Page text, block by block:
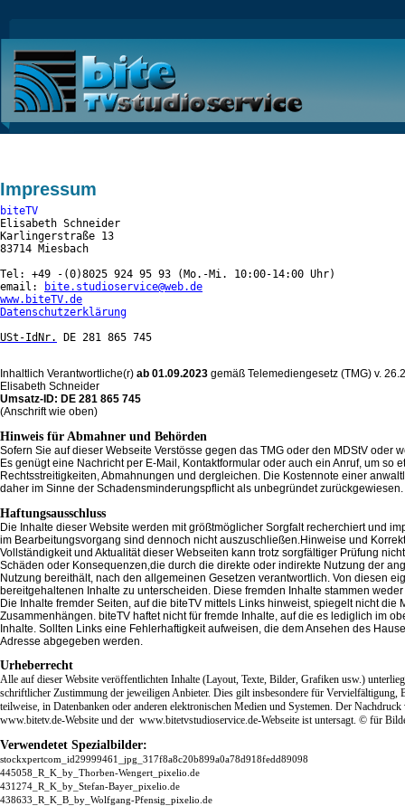
Impressum
biteTV
Elisabeth Schneider
Karlingerstraße 13
83714 Miesbach
Tel: +49 -(0)8025 924 95 93 (Mo.-Mi. 10:00-14:00 Uhr)
email:
bite.studioservice@web.de
www.biteTV.de
Datenschutzerklärung
USt-IdNr.
DE 281 865 745
Inhaltlich Verantwortliche(r) ab 01.09.2023 gemäß Telemediengesetz (TMG) v.
Elisabeth Schneider
Umsatz-ID: DE 281 865 745
(Anschrift wie oben)
Hinweis für Abmahner und Behörden
Sofern Sie auf dieser Webseite Verstösse gegen das TMG oder den MDStV
Es genügt eine Nachricht per E-Mail, Kontaktformular oder auch ein Anruf, um
Rechtsstreitigkeiten, Abmahnungen und dergleichen. Die Kostennote einer
daher im Sinne der Schadensminderungspflicht als unbegründet zurückgewiesen.
Haftungsausschluss
Die Inhalte dieser Website werden mit größtmöglicher Sorgfalt recherchiert und
im Bearbeitungsvorgang sind dennoch nicht auszuschließen.Hinweise und
Vollständigkeit und Aktualität dieser Webseiten kann trotz sorgfältiger Prüfung
Schäden oder Konsequenzen,die durch die direkte oder indirekte Nutzung der
Nutzung bereithält, nach den allgemeinen Gesetzen verantwortlich. Von diesen
bereitgehaltenen Inhalte zu unterscheiden. Diese fremden Inhalte stammen
Die Inhalte fremder Seiten, auf die biteTV mittels Links hinweist, spiegelt nicht
Zusammenhängen. biteTV haftet nicht für fremde Inhalte, auf die es lediglich im
Inhalte. Sollten Links eine Fehlerhaftigkeit aufweisen, die dem Ansehen des
Adresse abgegeben werden.
Urheberrecht
Alle auf dieser Website veröffentlichten Inhalte (Layout, Texte, Bilder, Grafiken usw.)
schriftlicher Zustimmung der jeweiligen Anbieter. Dies gilt insbesondere für Vervielfältigung,
teilweise, in Datenbanken oder anderen elektronischen Medien und Systemen. Der
www.bitetv.de-Website und der www.bitetvstudioservice.de-Webseite ist untersagt. © für
Verwendetet Spezialbilder:
stockxpertcom_id29999461_jpg_317f8a8c20b899a0a78d918fedd89098
445058_R_K_by_Thorben-Wengert_pixelio.de
431274_R_K_by_Stefan-Bayer_pixelio.de
438633_R_K_B_by_Wolfgang-Pfensig_pixelio.de